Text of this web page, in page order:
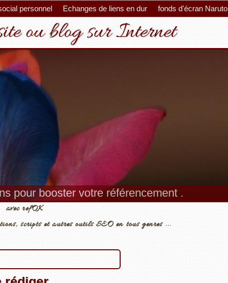
personnel Echanges de liens en dur fonds d'écran Naruto
ou blog sur Internet
pour booster votre référencement .
avec refOK
scripts et autres outils SEO en tous genres ...